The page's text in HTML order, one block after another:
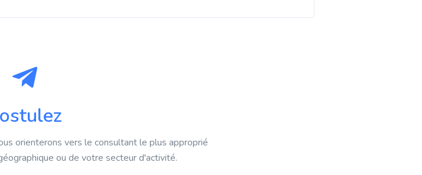
orienterons vers le consultant le plus approprié
ou de votre secteur d'activité.